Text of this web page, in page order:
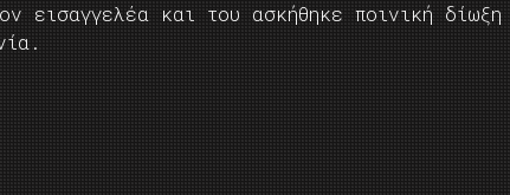
εισαγγελέα και του ασκήθηκε ποινική δίωξη